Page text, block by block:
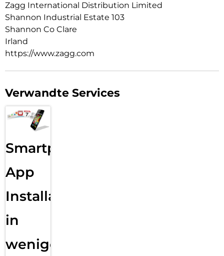
Geltung bringt.
Zagg International Distribution Limited
Shannon Industrial Estate 103
Shannon Co Clare
Irland
https://www.zagg.com
Verwandte Services
Smartphone
App
Installation
in
wenigen